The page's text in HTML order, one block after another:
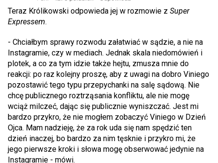
Teraz Królikowski odpowieda jej w rozmowie z Super
Expressem.
- Chciałbym sprawy rozwodu załatwiać w sądzie, a nie na
Instagramie, czy w mediach. Jednak skala niedomówień i
plotek, a co za tym idzie także hejtu, zmusza mnie do
reakcji: po raz kolejny proszę, aby z uwagi na dobro Viniego
pozostawić tego typu przepychanki na salę sądową. Nie
chcę publicznego roztrząsania konfliktu, ale nie mogę
wciąż milczeć, dając się publicznie wyniszczać. Jest mi
bardzo przykro, że nie mogłem zobaczyć Viniego w Dzień
Ojca. Mam nadzieję, że za rok uda się nam spędzić ten
dzień inaczej, bo bardzo za nim tęsknie i przykro mi, że
jego pierwsze kroki i słowa mogę obserwować jedynie na
Instagramie - mówi.